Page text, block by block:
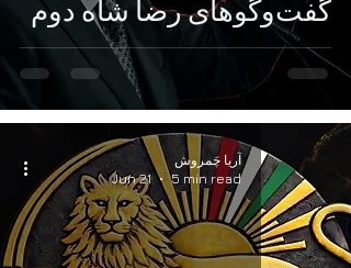
گفت‌وگوهای رضا شاه دوم
آریا چَمروش
Jun 21
5 min read